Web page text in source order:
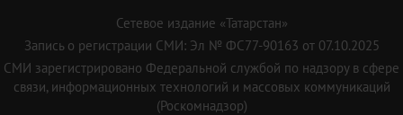
Сетевое издание «Татарстан»
Запись о регистрации СМИ: Эл № ФС77-90163 от 07.10.2025
СМИ зарегистрировано Федеральной службой по надзору в сфере
связи, информационных технологий и массовых коммуникаций
(Роскомнадзор)